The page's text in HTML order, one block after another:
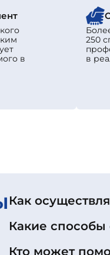
в
250
в
Как
Какие
Кто может